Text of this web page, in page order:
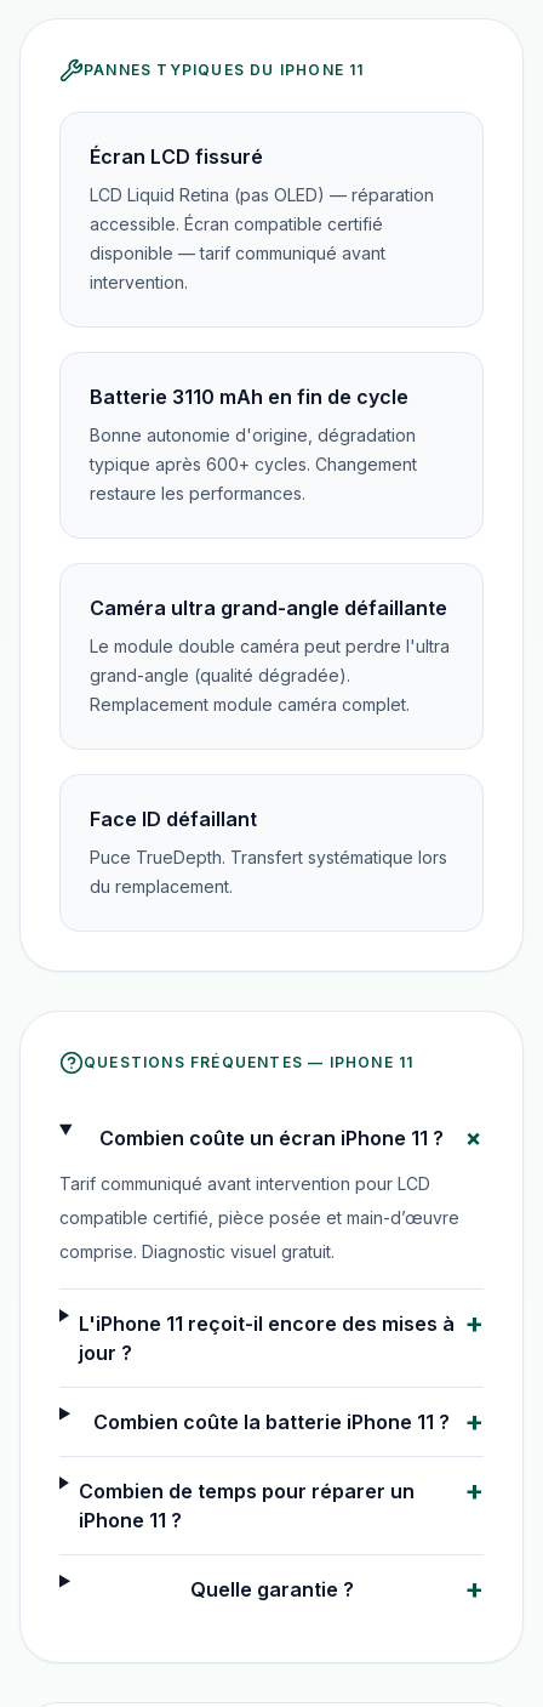
PANNES TYPIQUES DU IPHONE 11
Écran LCD fissuré
LCD Liquid Retina (pas OLED) — réparation
accessible. Écran compatible certifié
disponible — tarif communiqué avant
intervention.
Batterie 3110 mAh en fin de cycle
Bonne autonomie d'origine, dégradation
typique après 600+ cycles. Changement
restaure les performances.
Caméra ultra grand-angle défaillante
Le module double caméra peut perdre l'ultra
grand-angle (qualité dégradée).
Remplacement module caméra complet.
Face ID défaillant
Puce TrueDepth. Transfert systématique lors
du remplacement.
QUESTIONS FRÉQUENTES — IPHONE 11
Combien coûte un écran iPhone 11 ? +
Tarif communiqué avant intervention pour LCD
compatible certifié, pièce posée et main-d’œuvre
comprise. Diagnostic visuel gratuit.
L'iPhone 11 reçoit-il encore des mises à
jour ?
+
Combien coûte la batterie iPhone 11 ? +
Combien de temps pour réparer un
iPhone 11 ?
+
Quelle garantie ? +